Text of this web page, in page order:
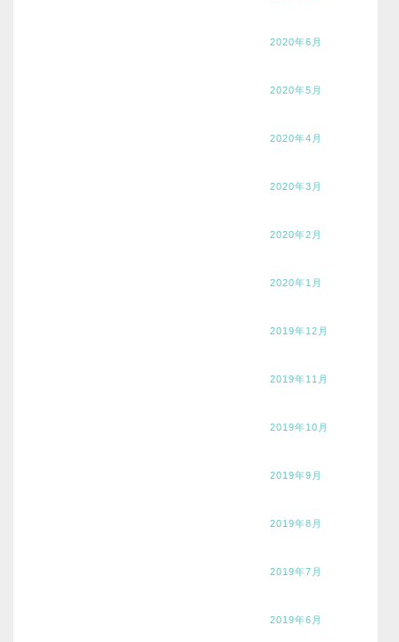
2020年6月
2020年5月
2020年4月
2020年3月
2020年2月
2020年1月
2019年12月
2019年11月
2019年10月
2019年9月
2019年8月
2019年7月
2019年6月